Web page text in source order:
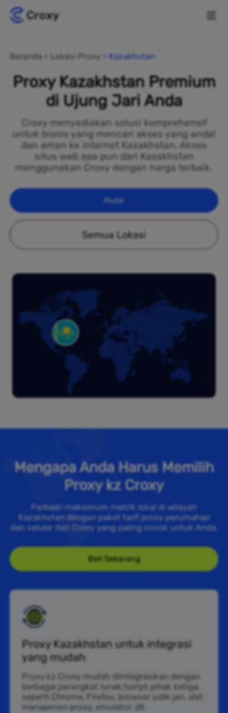
Beranda Lokasi Proxy Kazakhstan
Proxy Kazakhstan Premium
di Ujung Jari Anda
Croxy menyediakan solusi komprehensif
untuk bisnis yang mencari akses yang andal
dan aman ke internet Kazakhstan. Akses
situs web apa pun dari Kazakhstan
menggunakan Croxy dengan harga terbaik.
Mulai
Semua Lokasi
Mengapa Anda Harus Memilih
Proxy kz Croxy
Perbaiki maksimum metrik lokal di wilayah
Kazakhstan dengan paket tarif proxy perumahan
dan seluler dari Croxy yang paling cocok untuk Anda.
Beli Sekarang
Proxy Kazakhstan untuk integrasi
yang mudah
Proxy kz Croxy mudah diintegrasikan dengan
berbagai perangkat lunak/script pihak ketiga,
seperti Chrome, Firefox, browser sidik jari, alat
manajemen proxy, emulator, dll.